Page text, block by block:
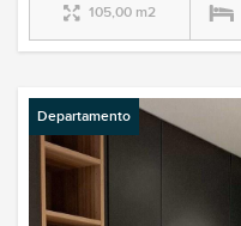
105,00 m2
Departamento